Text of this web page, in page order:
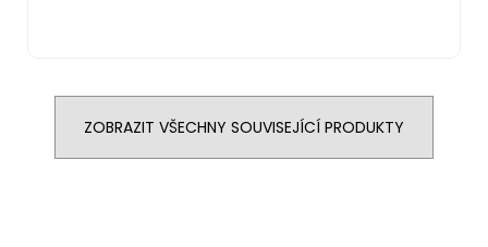
ZOBRAZIT VŠECHNY SOUVISEJÍCÍ PRODUKTY